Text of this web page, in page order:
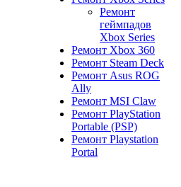
Ремонт
геймпадов
Xbox Series
Ремонт Xbox 360
Ремонт Steam Deck
Ремонт Asus ROG
Ally
Ремонт MSI Claw
Ремонт PlayStation
Portable (PSP)
Ремонт Playstation
Portal